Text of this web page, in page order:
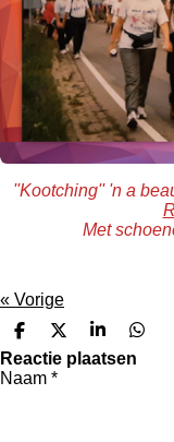
''Kootching'' 'n a
Met
« Vorige
D
e
l
e
D
e
e
S
h
D
e
Reactie plaatsen
Naam *